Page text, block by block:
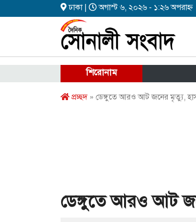
ঢাকা | অগাস্ট ৬, ২০২৬ - ১:২৬ অপরাহ্ন
শিরোনাম
প্রচ্ছদ» ডেঙ্গুতে আরও আট জনের মৃত্যু,
ডেঙ্গুতে আরও আট